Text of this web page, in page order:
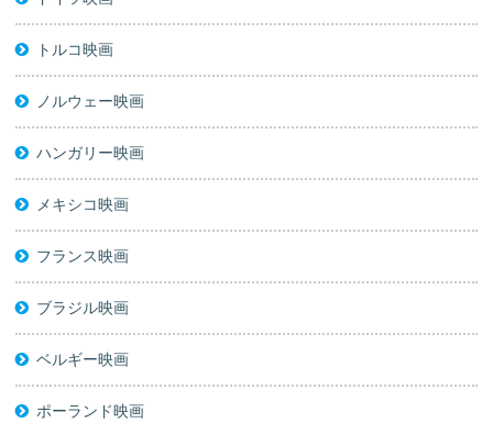
トルコ映画
ノルウェー映画
ハンガリー映画
メキシコ映画
フランス映画
ブラジル映画
ベルギー映画
ポーランド映画